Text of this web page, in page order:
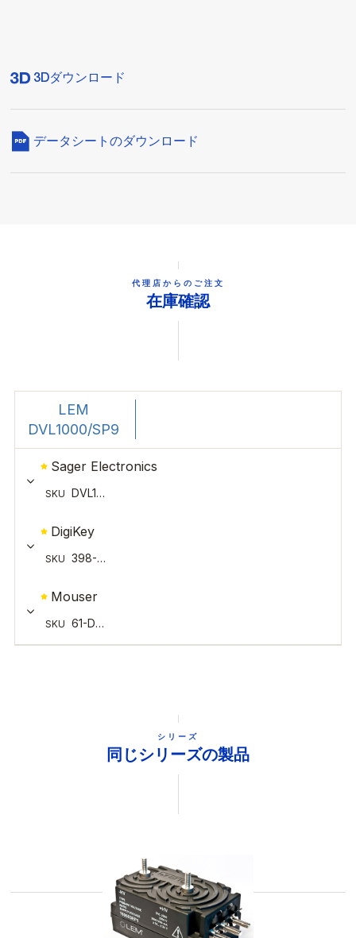
3Dダウンロード
データシートのダウンロード
代理店からのご注文
在庫確認
シリーズ
同じシリーズの製品